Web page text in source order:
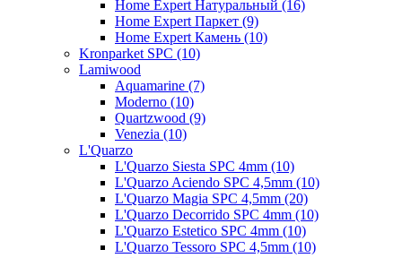
Home Expert Натуральный (16)
Home Expert Паркет (9)
Home Expert Камень (10)
Kronparket SPC (10)
Lamiwood
Aquamarine (7)
Moderno (10)
Quartzwood (9)
Venezia (10)
L'Quarzo
L'Quarzo Siesta SPC 4mm (10)
L'Quarzo Aciendo SPC 4,5mm (10)
L'Quarzo Magia SPC 4,5mm (20)
L'Quarzo Decorrido SPC 4mm (10)
L'Quarzo Estetico SPC 4mm (10)
L'Quarzo Tessoro SPC 4,5mm (10)